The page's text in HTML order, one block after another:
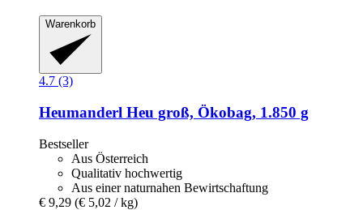
Warenkorb
4.7 (3)
Heumanderl Heu groß, Ökobag, 1.850 g
Bestseller
Aus Österreich
Qualitativ hochwertig
Aus einer naturnahen Bewirtschaftung
€ 9,29 (€ 5,02 / kg)